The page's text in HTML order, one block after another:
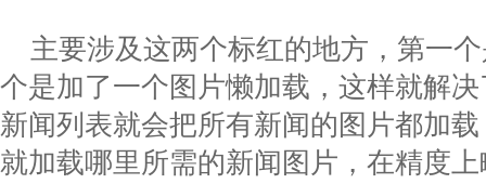
主要涉及这两个标红的地方，第一
个是加了一个图片懒加载，这样就解
新闻列表就会把所有新闻的图片都加
就加载哪里所需的新闻图片，在精度